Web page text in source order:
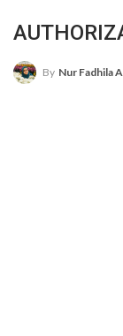
By Nur Fadhila Amri,